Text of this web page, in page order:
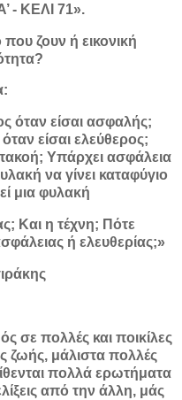
- ΚΕΛΙ 71».
ζουν ή εικονική
όταν είσαι ασφαλής;
είσαι ελεύθερος;
Υπάρχει ασφάλεια
να γίνει καταφύγιο
μια φυλακή
Και η τέχνη; Πότε
ή ελευθερίας;»
σε πολλές και ποικίλες
ζωής, μάλιστα πολλές
πολλά ερωτήματα
από την άλλη, μάς